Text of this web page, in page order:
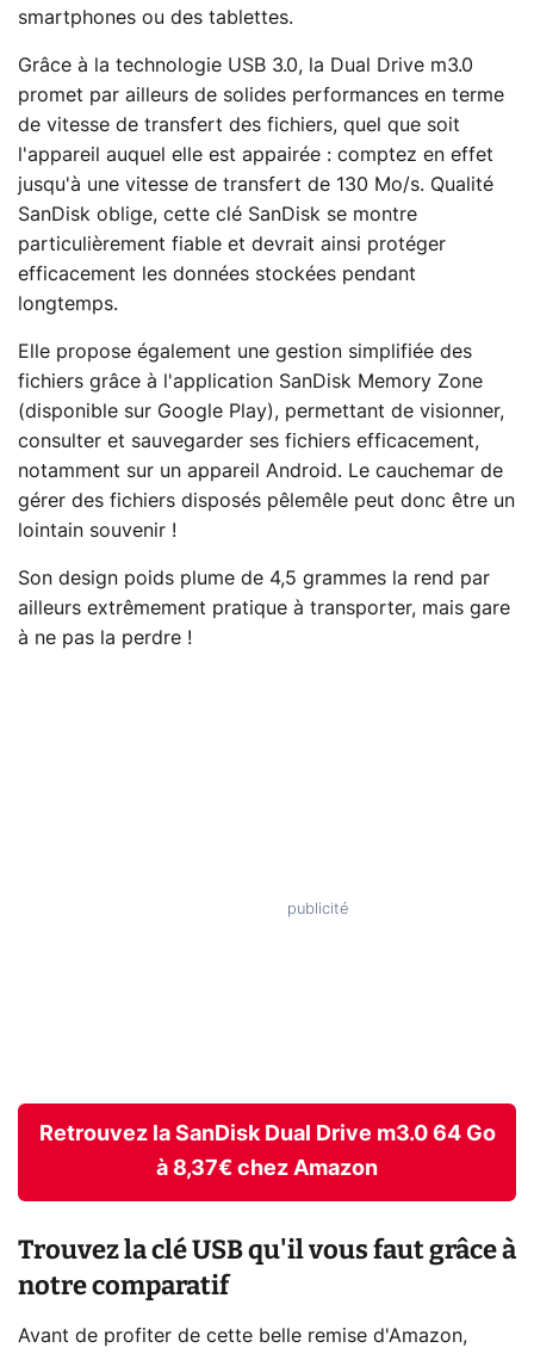
smartphones ou des tablettes.
Grâce à la technologie USB 3.0, la Dual Drive m3.0
promet par ailleurs de solides performances en terme
de vitesse de transfert des fichiers, quel que soit
l'appareil auquel elle est appairée : comptez en effet
jusqu'à une vitesse de transfert de 130 Mo/s. Qualité
SanDisk oblige, cette clé SanDisk se montre
particulièrement fiable et devrait ainsi protéger
efficacement les données stockées pendant
longtemps.
Elle propose également une gestion simplifiée des
fichiers grâce à l'application SanDisk Memory Zone
(disponible sur Google Play), permettant de visionner,
consulter et sauvegarder ses fichiers efficacement,
notamment sur un appareil Android. Le cauchemar de
gérer des fichiers disposés pêlemêle peut donc être un
lointain souvenir !
Son design poids plume de 4,5 grammes la rend par
ailleurs extrêmement pratique à transporter, mais gare
à ne pas la perdre !
Retrouvez la SanDisk Dual Drive m3.0 64 Go
à 8,37€ chez Amazon
Trouvez la clé USB qu'il vous faut grâce à
notre comparatif
Avant de profiter de cette belle remise d'Amazon,